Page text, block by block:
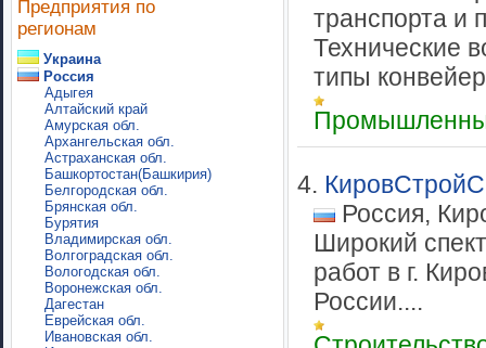
Предприятия по
регионам
Украина
Россия
Адыгея
Алтайский край
Амурская обл.
Архангельская обл.
Астраханская обл.
Башкортостан(Башкирия)
Белгородская обл.
Брянская обл.
Бурятия
Владимирская обл.
Волгоградская обл.
Вологодская обл.
Воронежская обл.
Дагестан
Еврейская обл.
Ивановская обл.
транспорта и
Технические
типы
4.
Россия,
Широкий
работ в г.
России....